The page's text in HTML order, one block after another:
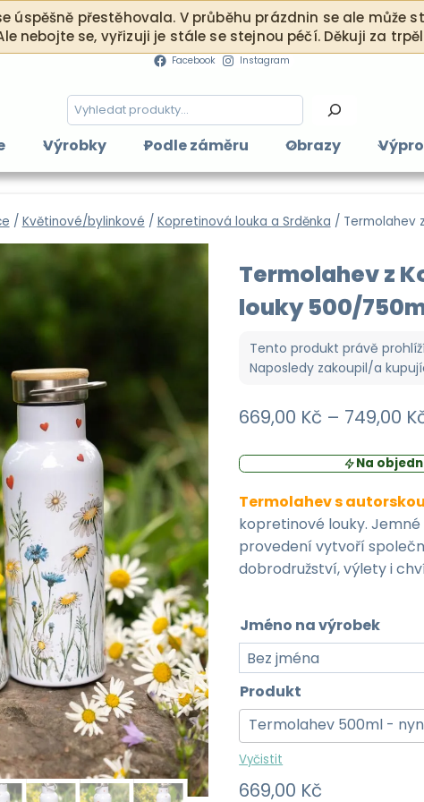
úspěšně přestěhovala. V průběhu prázdnin se ale může
nebojte se, vyřizuji je stále se stejnou péčí. Děkuji za
Facebook Instagram
Hledání
Výrobky Podle záměru Obrazy
/ Květinové/bylinkové / Kopretinová louka a Srděnka / Termolahev
Termolahev z
louky 500/
Tento produkt právě
Naposledy zakoupil/a
669,00 Kč – 749,00
Na
Termolahev s
kopretinové louky.
provedení vytvoří
dobrodružství, výlety i
Jméno na výrobek
Produkt
Vyčistit
669,00 Kč